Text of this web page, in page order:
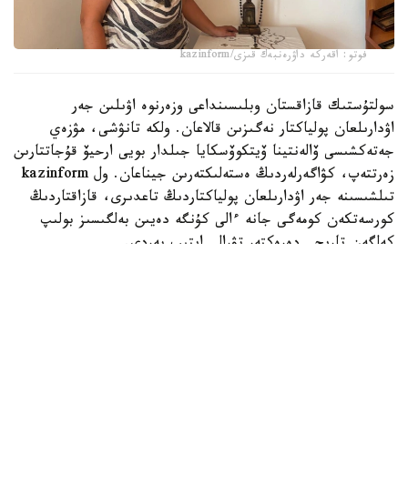
فوتو: اقەركە داۋرەنبەك قىزى/kazinform
سولتۇستىك قازاقستان وبلىسىنداعى وزەرنوە اۋىلىن جەر
اۋدارىلعان پولياكتار نەگىزىن قالاعان. ولكە تانۋشى، مۋزەي
جەتەكشىسى ۆالەنتينا ۆيتكوۆسكايا جىلدار بويى ارحيۆ قۇجاتتارىن
زەرتتەپ، كۋاگەرلەردىڭ ەستەلىكتەرىن جيناعان. ول kazinform
تىلشىسىنە جەر اۋدارىلعان پولياكتاردىڭ تاعدىرى، قازاقتاردىڭ
كورسەتكەن كومەگى جانە ءالى كۇنگە دەيىن بەلگىسىز بولىپ
كەلگەن تاريحي دەرەكتەر تۋرالى ايتىپ بەردى.